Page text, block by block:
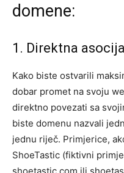
domene:
1. Direktna
Kako biste ostvarili
dobar promet na svoju
direktno povezati sa
biste domenu nazvali
jednu riječ. Primjerice,
ShoeTastic (fiktivni